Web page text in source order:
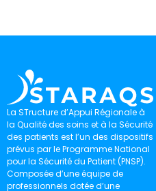
La STructure d’Appui Régionale à
la Qualité des soins et à la Sécurité
des patients est l’un des dispositifs
prévus par le Programme National
pour la Sécurité du Patient (PNSP).
Composée d’une équipe de
professionnels dotée d’une